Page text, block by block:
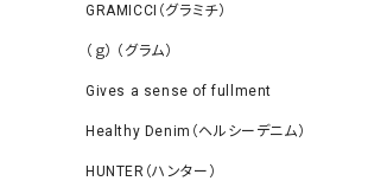
GRAMICCI（グラミチ）
（ｇ） （グラム）
Gives a sense of fullment
Healthy Denim（ヘルシーデニム）
HUNTER（ハンター）